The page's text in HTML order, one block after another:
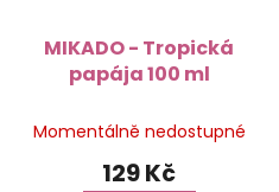
MIKADO - Tropická
papája 100 ml
Momentálně nedostupné
129 Kč